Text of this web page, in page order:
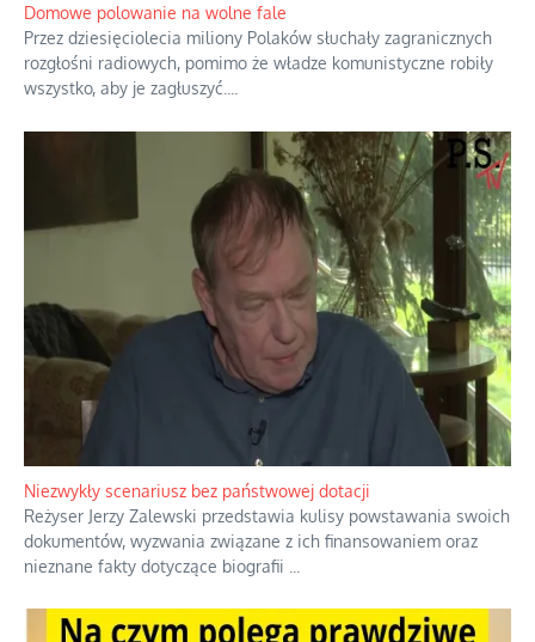
opowieści....
Domowe polowanie na wolne fale
Przez dziesięciolecia miliony Polaków słuchały zagranicznych
rozgłośni radiowych, pomimo że władze komunistyczne robiły
wszystko, aby je zagłuszyć....